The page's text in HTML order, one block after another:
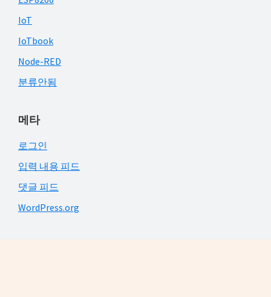
IoT
IoTbook
Node-RED
분류안됨
메타
로그인
입력 내용 피드
댓글 피드
WordPress.org